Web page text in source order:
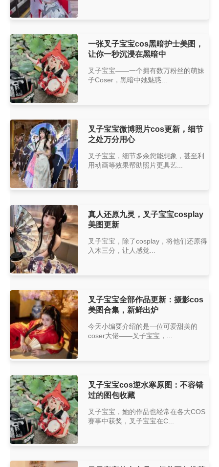
一张叉子宝宝cos黑暗护士美图，
让你一秒沉浸在黑暗中
叉子宝宝——一个拥有数万粉丝的萌妹
子Coser，黑暗中她魅惑...
叉子宝宝微博照片cos更新，细节
之处万分用心
叉子宝宝，细节多余您能想象，甚至利
用动画等效果帮助照片更具艺...
真人还原九灵，叉子宝宝cosplay
美图更新
叉子宝宝，除了cosplay，将他们还原得
入木三分，让人感觉...
叉子宝宝全部作品更新：摄影cos
美图合集，新鲜出炉
今天小编要介绍的是一位可爱甜美的
coser大佬——叉子宝宝，...
叉子宝宝cos逆水寒原图：不容错
过的图包收藏
叉子宝宝，她的作品也经常在各大COS
赛事中获奖，叉子宝宝在C...